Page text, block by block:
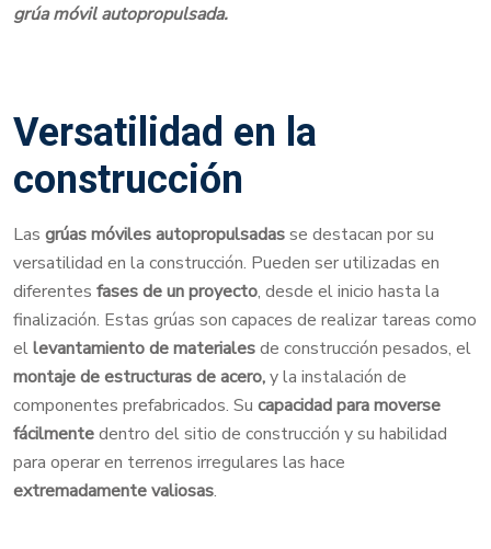
grúa móvil autopropulsada.
Versatilidad en la
construcción
Las grúas móviles autopropulsadasse destacan por su
versatilidad en la construcción. Pueden ser utilizadas en
diferentes fases de un proyecto, desde el inicio hasta la
finalización. Estas grúas son capaces de realizar tareas como
ellevantamiento de materialesde construcción pesados, el
montaje de estructuras de acero,y la instalación de
componentes prefabricados. Su capacidad para moverse
fácilmentedentro del sitio de construcción y su habilidad
para operar en terrenos irregulares las hace
extremadamente valiosas.